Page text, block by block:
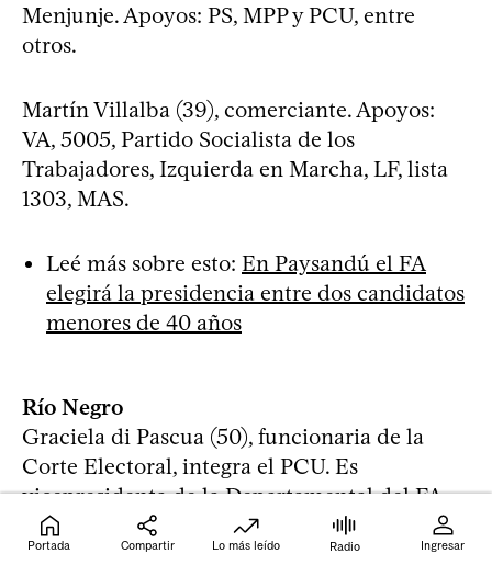
Menjunje. Apoyos: PS, MPP y PCU, entre
otros.
Martín Villalba (39), comerciante. Apoyos:
VA, 5005, Partido Socialista de los
Trabajadores, Izquierda en Marcha, LF, lista
1303, MAS.
Leé más sobre esto: En Paysandú el FA
elegirá la presidencia entre dos candidatos
menores de 40 años
Río Negro
Graciela di Pascua (50), funcionaria de la
Corte Electoral, integra el PCU. Es
vicepresidenta de la Departamental del FA,
edila suplente por la lista 1001 y presidenta
del comité de base Vladimir Roslik de Fray
Portada Compartir Lo más leído Radio Ingresar